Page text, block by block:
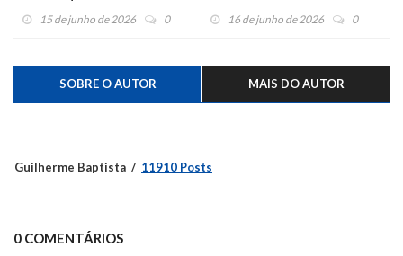
escada15 de junho de 2026 0 16 de junho de 2026 0
SOBRE O AUTOR MAIS DO AUTOR
Guilherme Baptista 11910 Posts
0 COMENTÁRIOS